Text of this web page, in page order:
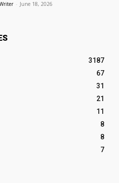
- June 18, 2026
3187
67
31
21
11
8
8
7